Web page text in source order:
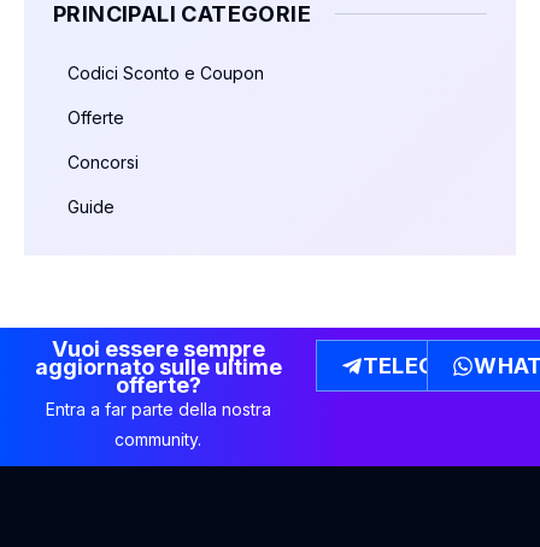
PRINCIPALI CATEGORIE
Codici Sconto e Coupon
Offerte
Concorsi
Guide
Vuoi essere sempre
aggiornato sulle ultime
offerte?
Entra a far parte della nostra
community.
TELEGRAM